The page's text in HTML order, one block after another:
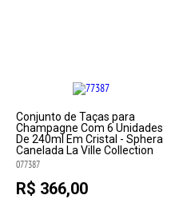
Conjunto de Taças para
Champagne Com 6 Unidades
De 240ml Em Cristal - Sphera
Canelada La Ville Collection
077387
R$ 366,00